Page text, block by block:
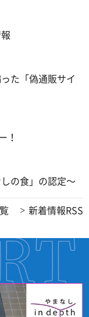
た「偽通販サイ
！
の食」の認定～
新着情報RSS